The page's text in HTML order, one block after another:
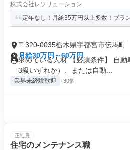
株式会社レソリューション
定年なし！月給35万円以上多数！ブラ
〒320-0035栃木県宇都宮市伝馬町
月給30万円～60万円
求めている人材 【必須条件】 自
3級いずれか）、または自動...
業界未経験歓迎 +30個
正社員
住宅のメンテナンス職